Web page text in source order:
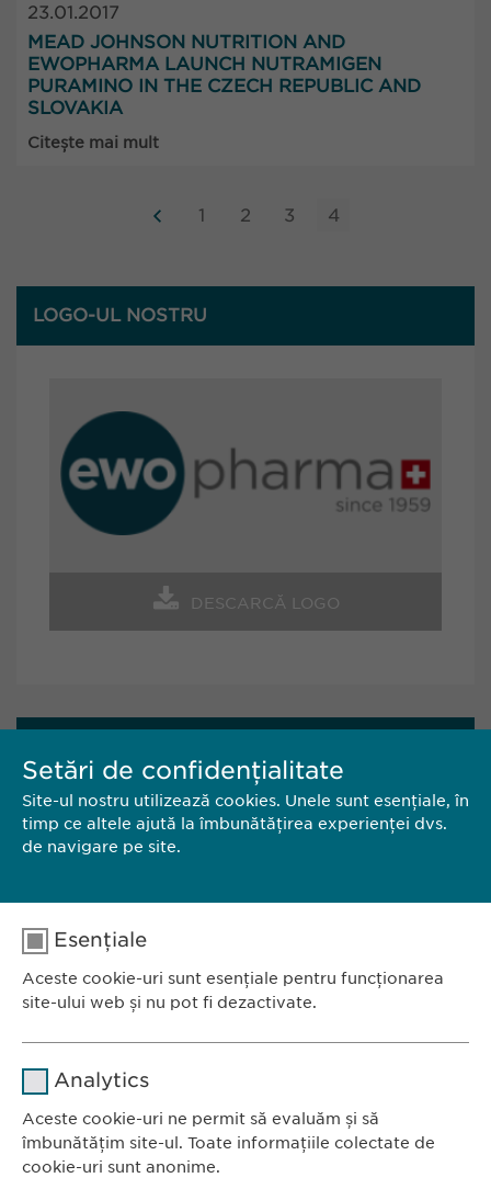
LOGO-UL NOSTRU
DESCARCĂ LOGO
EWOPHARMA ROMÂNIA SRL
România
Tel.: +40 21 260 13 44
E-Mail:info@ewopharma.ro
23.01.2017
MEAD JOHNSON NUTRITION AND
EWOPHARMA LAUNCH NUTRAMIGEN
PURAMINO IN THE CZECH REPUBLIC AND
SLOVAKIA
Citește mai mult
1 2 3 4
Ewopharma România SRL
Bulevardul Primăverii 19-21
Setări de confidențialitate
Site-ul nostru utilizează cookies. Unele sunt esențiale, în
timp ce altele ajută la îmbunătățirea experienței dvs.
de navigare pe site.
Esențiale
Aceste cookie-uri sunt esențiale pentru funcționarea
site-ului web și nu pot fi dezactivate.
Analytics
Aceste cookie-uri ne permit să evaluăm și să
îmbunătățim site-ul. Toate informațiile colectate de
cookie-uri sunt anonime.